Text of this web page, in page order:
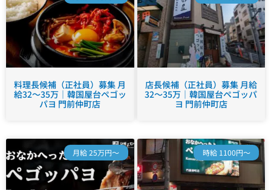
料理長候補（正社員）募集 月
給32～35万｜韓国屋台ペゴッ
パヨ 門前仲町店
店長候補（正社員）募集 月給
32～35万｜韓国屋台ペゴッパ
ヨ 門前仲町店
月給 25万円～ 時給 1100円～